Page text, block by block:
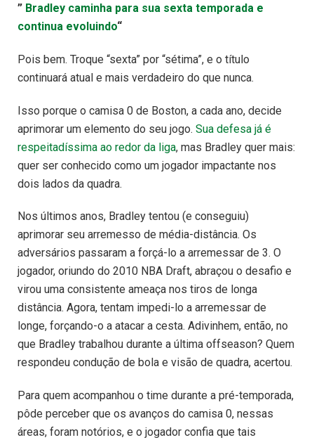
” Bradley caminha para sua sexta temporada e
continua evoluindo“
Pois bem. Troque “sexta” por “sétima”, e o título
continuará atual e mais verdadeiro do que nunca.
Isso porque o camisa 0 de Boston, a cada ano, decide
aprimorar um elemento do seu jogo. Sua defesa já é
respeitadíssima ao redor da liga, mas Bradley quer mais:
quer ser conhecido como um jogador impactante nos
dois lados da quadra.
Nos últimos anos, Bradley tentou (e conseguiu)
aprimorar seu arremesso de média-distância. Os
adversários passaram a forçá-lo a arremessar de 3. O
jogador, oriundo do 2010 NBA Draft, abraçou o desafio e
virou uma consistente ameaça nos tiros de longa
distância. Agora, tentam impedi-lo a arremessar de
longe, forçando-o a atacar a cesta. Adivinhem, então, no
que Bradley trabalhou durante a última offseason? Quem
respondeu condução de bola e visão de quadra, acertou.
Para quem acompanhou o time durante a pré-temporada,
pôde perceber que os avanços do camisa 0, nessas
áreas, foram notórios, e o jogador confia que tais